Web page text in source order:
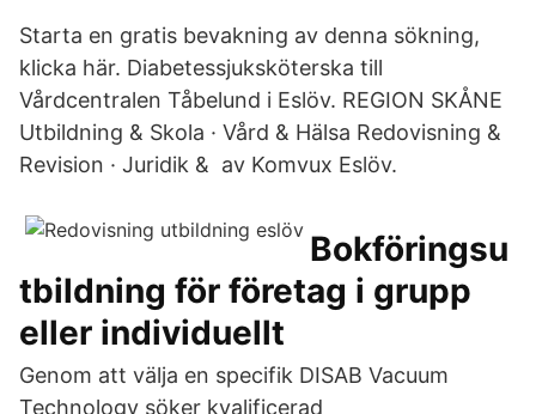
Starta en gratis bevakning av denna sökning,
klicka här. Diabetessjuksköterska till
Vårdcentralen Tåbelund i Eslöv. REGION SKÅNE
Utbildning & Skola · Vård & Hälsa Redovisning &
Revision · Juridik & av Komvux Eslöv.
Bokföringsu
tbildning för företag i grupp
eller individuellt
Genom att välja en specifik DISAB Vacuum
Technology söker kvalificerad